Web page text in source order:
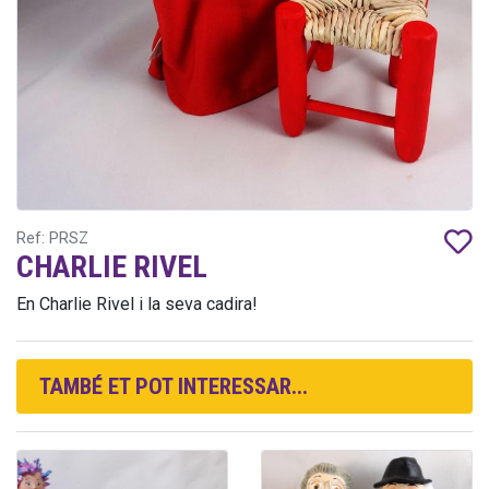
Ref: PRSZ
CHARLIE RIVEL
En Charlie Rivel i la seva cadira!
TAMBÉ ET POT INTERESSAR...